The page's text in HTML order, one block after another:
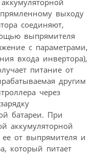
выходу
соединяют,
выпрямителя
с параметрами,
входа инвертора),
питание от
другим
через
батареи. При
аккумуляторной
ее от выпрямителя и
который питает